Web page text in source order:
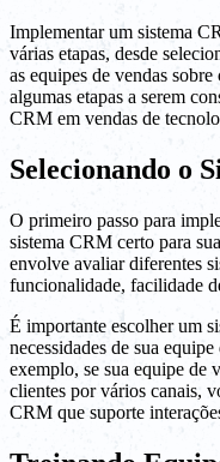
Implementar um sistema
várias etapas, desde
as equipes de vendas
algumas etapas a serem
CRM em vendas de
Selecionando o
O primeiro passo para
sistema CRM certo para
envolve avaliar diferentes
funcionalidade, facilidade
É importante escolher um
necessidades de sua
exemplo, se sua equipe de
clientes por vários canais,
CRM que suporte